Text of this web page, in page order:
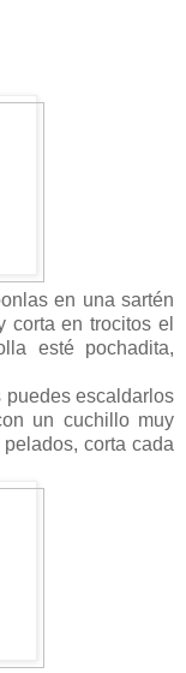
en una sartén
corta en trocitos el
esté pochadita,
puedes escaldarlos
un cuchillo muy
corta cada